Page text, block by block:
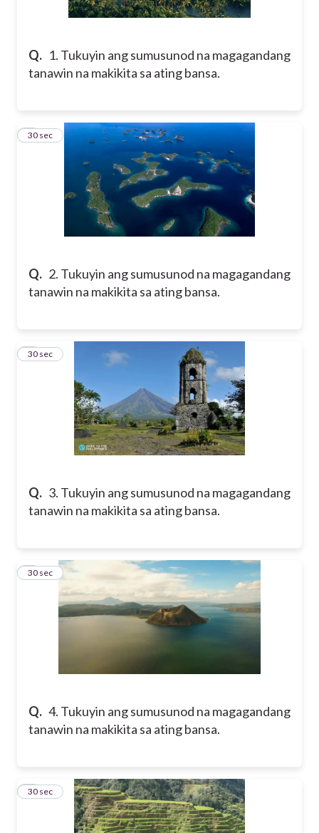
Q. 1. Tukuyin ang sumusunod na magagandang
tanawin na makikita sa ating bansa.
Q. 2. Tukuyin ang sumusunod na magagandang
tanawin na makikita sa ating bansa.
2
30 sec
Q. 3. Tukuyin ang sumusunod na magagandang
tanawin na makikita sa ating bansa.
3
30 sec
Q. 4. Tukuyin ang sumusunod na magagandang
tanawin na makikita sa ating bansa.
4
30 sec
5
30 sec